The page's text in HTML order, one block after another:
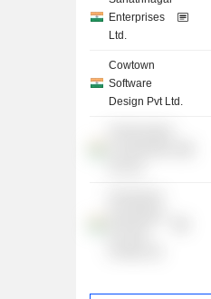
Enterprises
Ltd.
Cowtown
Software
Design Pvt Ltd.